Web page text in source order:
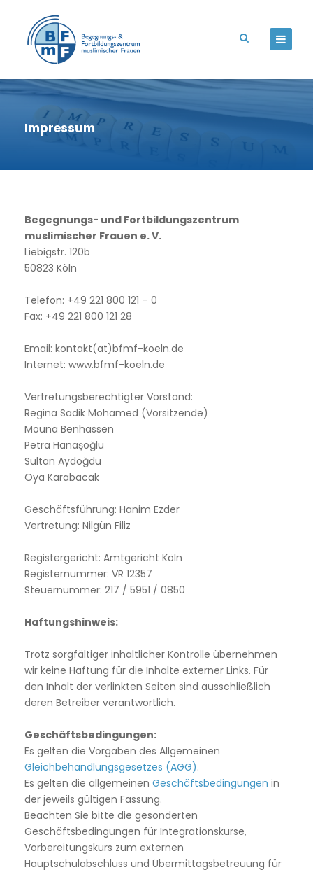
Impressum
Begegnungs- und Fortbildungszentrum
muslimischer Frauen e. V.
Liebigstr. 120b
50823 Köln
Telefon: +49 221 800 121 – 0
Fax: +49 221 800 121 28
Email: kontakt(at)bfmf-koeln.de
Internet: www.bfmf-koeln.de
Vertretungsberechtigter Vorstand:
Regina Sadik Mohamed (Vorsitzende)
Mouna Benhassen
Petra Hanaşoğlu
Sultan Aydoğdu
Oya Karabacak
Geschäftsführung: Hanim Ezder
Vertretung: Nilgün Filiz
Registergericht: Amtgericht Köln
Registernummer: VR 12357
Steuernummer: 217 / 5951 / 0850
Haftungshinweis:
Trotz sorgfältiger inhaltlicher Kontrolle übernehmen
wir keine Haftung für die Inhalte externer Links. Für
den Inhalt der verlinkten Seiten sind ausschließlich
deren Betreiber verantwortlich.
Geschäftsbedingungen:
Es gelten die Vorgaben des Allgemeinen
Gleichbehandlungsgesetzes (AGG).
Es gelten die allgemeinen Geschäftsbedingungen in
der jeweils gültigen Fassung.
Beachten Sie bitte die gesonderten
Geschäftsbedingungen für Integrationskurse,
Vorbereitungskurs zum externen
Hauptschulabschluss und Übermittagsbetreuung für